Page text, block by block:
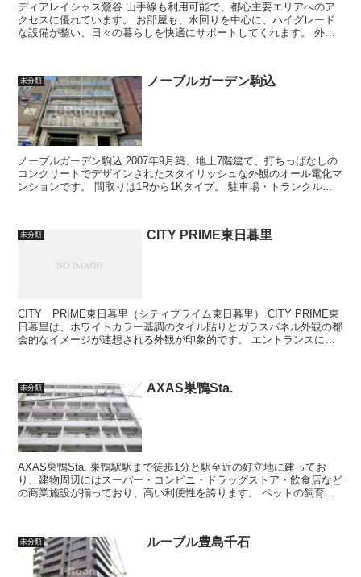
ディアレイシャス鶯谷 山手線も利用可能で、都心主要エリアへのア
クセスに優れています。 お部屋も、水回りを中心に、ハイグレード
な設備が整い、日々の暮らしを快適にサポートしてくれます。 外観
未分類 ノーブルガーデン駒込
ノーブルガーデン駒込 2007年9月築、地上7階建て、打ちっぱなしの
コンクリートでデザインされたスタイリッシュな外観のオール電化マ
ンションです。 間取りは1Rから1Kタイプ。 駐車場・トランクルー
未分類 CITY PRIME東日暮里
CITY PRIME東日暮里（シティプライム東日暮里） CITY PRIME東
日暮里は、ホワイトカラー基調のタイル貼りとガラスパネル外観の都
会的なイメージが連想される外観が印象的です。 エントランスには
未分類 AXAS巣鴨Sta.
AXAS巣鴨Sta. 巣鴨駅駅まで徒歩1分と駅至近の好立地に建ってお
り、建物周辺にはスーパー・コンビニ・ドラッグストア・飲食店など
の商業施設が揃っており、高い利便性を誇ります。 ペットの飼育が
未分類 ルーブル豊島千石